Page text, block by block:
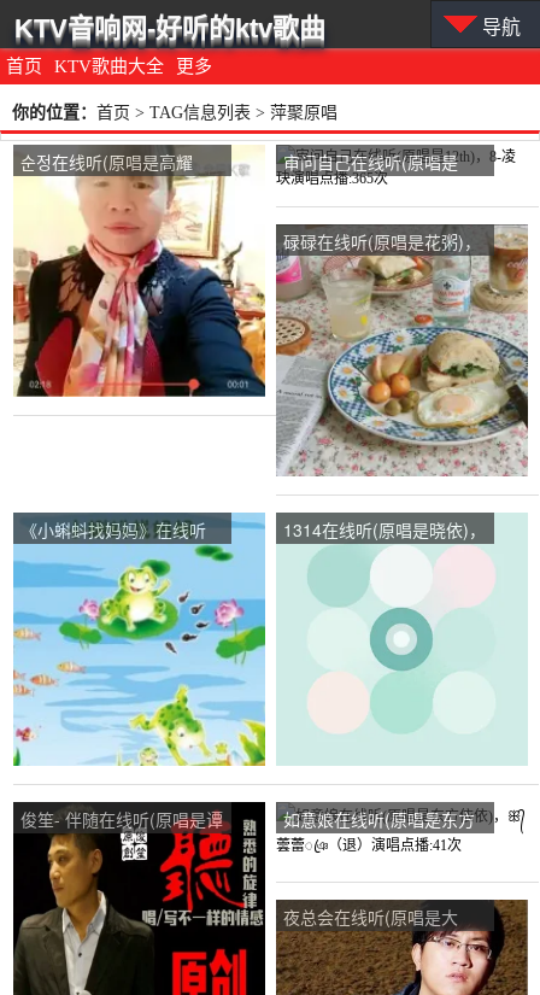
首页 KTV歌曲大全 更多
KTV音响网-好听的ktv歌曲 导航
你的位置： 首页 > TAG信息列表 > 萍聚原唱
순정在线听(原唱是高耀
太)，落雪寒梅演唱点
播:470次
审问自己在线听(原唱是
12th)，8-凌玦演唱点
播:365次
碌碌在线听(原唱是花粥)，
浪味仙演唱点播:25次
《小蝌蚪找妈妈》在线听
(原唱是童话)，二哥演唱点
播:20次
1314在线听(原唱是晓依)，
忘忧草演唱点播:75次
俊笙- 伴随在线听(原唱是谭
俊笙)，和音演唱点播:69次
如意娘在线听(原唱是东方
依依)，ꕥ᭄蕓蕾ꦿঞ（退）
演唱点播:41次
夜总会在线听(原唱是大
哲)，飘韵演唱点播:14次